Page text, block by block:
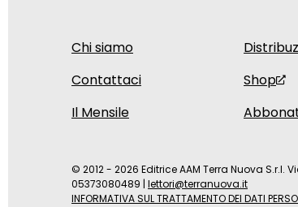
Chi siamo
Contattaci
Il Mensile
Shop
© 2012 - 2026 Editrice AAM Terra Nuova S.r.l.
05373080489 | lettori@terranuova.it
INFORMATIVA SUL TRATTAMENTO DEI DATI